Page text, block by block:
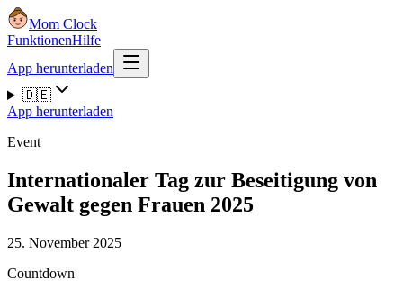
Mom Clock
FunktionenHilfe
App herunterladen
🇩🇪
App herunterladen
Event
Internationaler Tag zur Beseitigung von
Gewalt gegen Frauen 2025
25. November 2025
Countdown